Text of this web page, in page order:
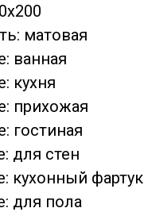
матовая
ванная
кухня
прихожая
гостиная
для стен
кухонный фартук
для пола